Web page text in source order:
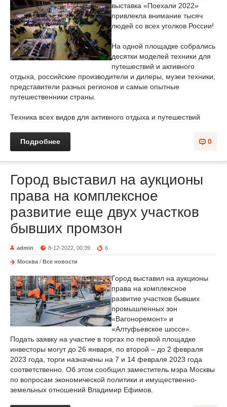
выставка «Поехали 2022»
привлекла внимание тысяч
людей со всех уголков России!
На одной площадке собрались
десятки моделей техники для
путешествий и активного
отдыха, российские производители и дилеры, музеи техники,
представители разных регионов и самые опытные
путешественники страны.
Техника всех видов для активного отдыха и путешествий
0
Подробнее
Город выставил на аукционы
права на комплексное
развитие еще двух участков
бывших промзон
admin 8-12-2022, 00:39 6
Москва / Все новости
Город выставил на аукционы
права на комплексное
развитие участков бывших
промышленных зон
«Вагоноремонт» и
«Алтуфьевское шоссе».
Подать заявку на участие в торгах по первой площадке
инвесторы могут до 26 января, по второй – до 2 февраля
2023 года, торги назначены на 7 и 14 февраля 2023 года
соответственно. Об этом сообщил заместитель мэра Москвы
по вопросам экономической политики и имущественно-
земельных отношений Владимир Ефимов.